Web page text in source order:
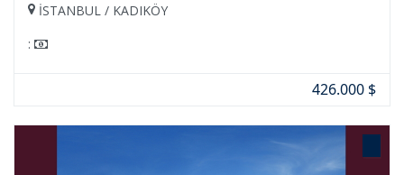
İSTANBUL / KADIKÖY
:
426.000 $